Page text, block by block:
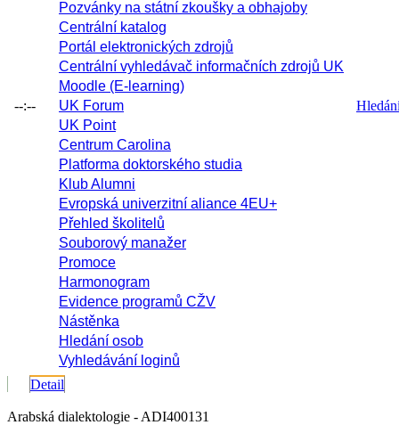
--:--
Pozvánky na státní zkoušky a obhajoby
Centrální katalog
Portál elektronických zdrojů
Centrální vyhledávač informačních zdrojů UK
Moodle (E-learning)
UK Forum
UK Point
Centrum Carolina
Platforma doktorského studia
Klub Alumni
Evropská univerzitní aliance 4EU+
Přehled školitelů
Souborový manažer
Promoce
Harmonogram
Evidence programů CŽV
Nástěnka
Hledání osob
Vyhledávání loginů
Detail
Arabská dialektologie - ADI400131